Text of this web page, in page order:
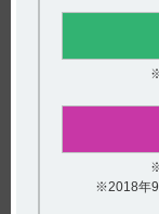
【引用】
1）ケイツーシロ
※2018年9